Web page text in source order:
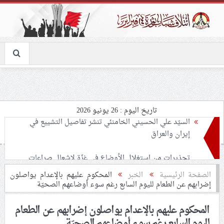
تاريخ اليوم : 26 يونيو 2026
تحذيرات من استغلال الأوضاع في غزّة لإشعال صراعات
ملفّ إنسانيّ مؤلم.. الأسيرات الفلسطينيّات بين القمع
والإهمال الطبي
55 مأتمًا وحسينيّة يعترضون على الإجراءات القمعيّة للنظام
الصفحة الرئيسية الخبر المحكوم عليهم بالإعدام يواصلون
إضرابهم عن الطعام لليوم السابع رغم سوء أوضاعهم الصحيّة
المحكوم عليهم بالإعدام يواصلون إضرابهم عن الطعام